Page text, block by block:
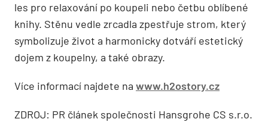
les pro relaxování po koupeli nebo četbu oblíbené
knihy. Stěnu vedle zrcadla zpestřuje strom, který
symbolizuje život a harmonicky dotváří estetický
dojem z koupelny, a také obrazy.
Více informací najdete na www.h2ostory.cz
ZDROJ: PR článek společnosti Hansgrohe CS s.r.o.